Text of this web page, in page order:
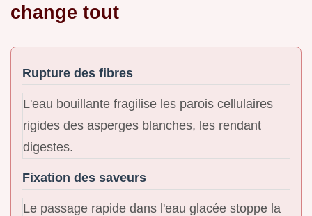
change tout
Rupture des fibres
L'eau bouillante fragilise les parois cellulaires
rigides des asperges blanches, les rendant
digestes.
Fixation des saveurs
Le passage rapide dans l'eau glacée stoppe la